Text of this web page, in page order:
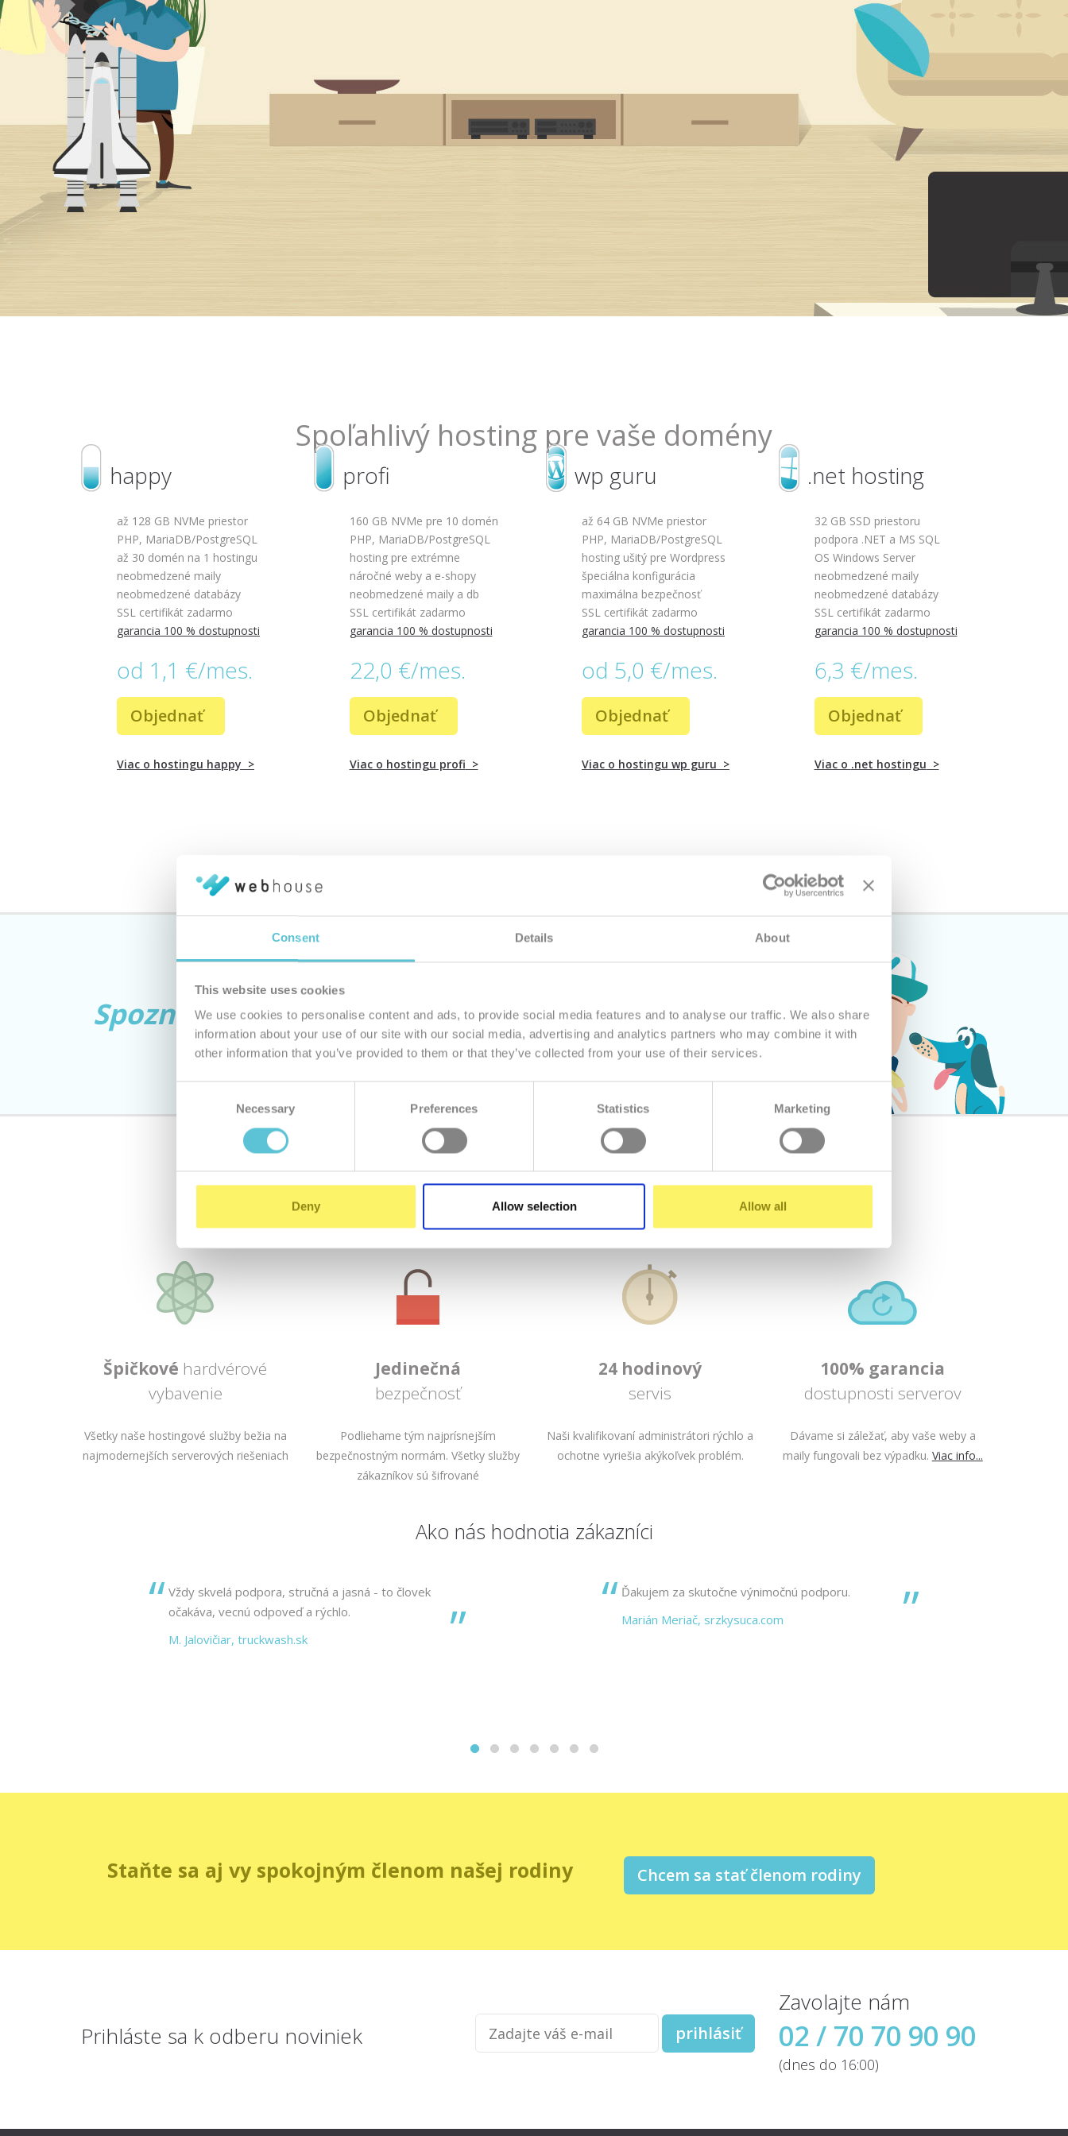
Consent Details About
This website uses cookies
We use cookies to personalise content and ads, to provide social media features and to analyse our traffic. We also share
information about your use of our site with our social media, advertising and analytics partners who may combine it with
other information that you’ve provided to them or that they’ve collected from your use of their services.
Necessary Preferences Statistics Marketing
Deny Allow selection Allow all
Spoľahlivý hosting pre vaše domény
happy
až 128 GB NVMe priestor
PHP, MariaDB/PostgreSQL
až 30 domén na 1 hostingu
neobmedzené maily
neobmedzené databázy
SSL certifikát zadarmo
garancia 100 % dostupnosti
od 1,1 €/mes.
Objednať
Viac o hostingu happy >
profi
160 GB NVMe pre 10 domén
PHP, MariaDB/PostgreSQL
hosting pre extrémne
náročné weby a e-shopy
neobmedzené maily a db
SSL certifikát zadarmo
garancia 100 % dostupnosti
22,0 €/mes.
Objednať
Viac o hostingu profi >
wp guru
až 64 GB NVMe priestor
PHP, MariaDB/PostgreSQL
hosting ušitý pre Wordpress
špeciálna konfigurácia
maximálna bezpečnosť
SSL certifikát zadarmo
garancia 100 % dostupnosti
od 5,0 €/mes.
Objednať
Viac o hostingu wp guru >
.net hosting
32 GB SSD priestoru
podpora .NET a MS SQL
OS Windows Server
neobmedzené maily
neobmedzené databázy
SSL certifikát zadarmo
garancia 100 % dostupnosti
6,3 €/mes.
Objednať
Viac o .net hostingu >
Spoznajtenašu rodinku
Staráme sa o vás ako najlepšie vieme
Špičkové hardvérové
vybavenie
Všetky naše hostingové služby bežia na
najmodernejších serverových riešeniach
Jedinečná
bezpečnosť
Podliehame tým najprísnejším
bezpečnostným normám. Všetky služby
zákazníkov sú šifrované
24 hodinový
servis
Naši kvalifikovaní administrátori rýchlo a
ochotne vyriešia akýkoľvek problém.
100% garancia
dostupnosti serverov
Dávame si záležať, aby vaše weby a
maily fungovali bez výpadku. Viac info...
Ako nás hodnotia zákazníci
Vždy skvelá podpora, stručná a jasná - to človek
očakáva, vecnú odpoveď a rýchlo.
M. Jalovičiar, truckwash.sk
Ďakujem za skutočne výnimočnú podporu.
Marián Meriač, srzkysuca.com
Staňte sa aj vy spokojným členom našej rodiny Chcem sa stať členom rodiny
Prihláste sa k odberu noviniek
Zadajte
váš
e-
prihlásiť
Zavolajte nám
02 / 70 70 90 90
(dnes do 16:00)